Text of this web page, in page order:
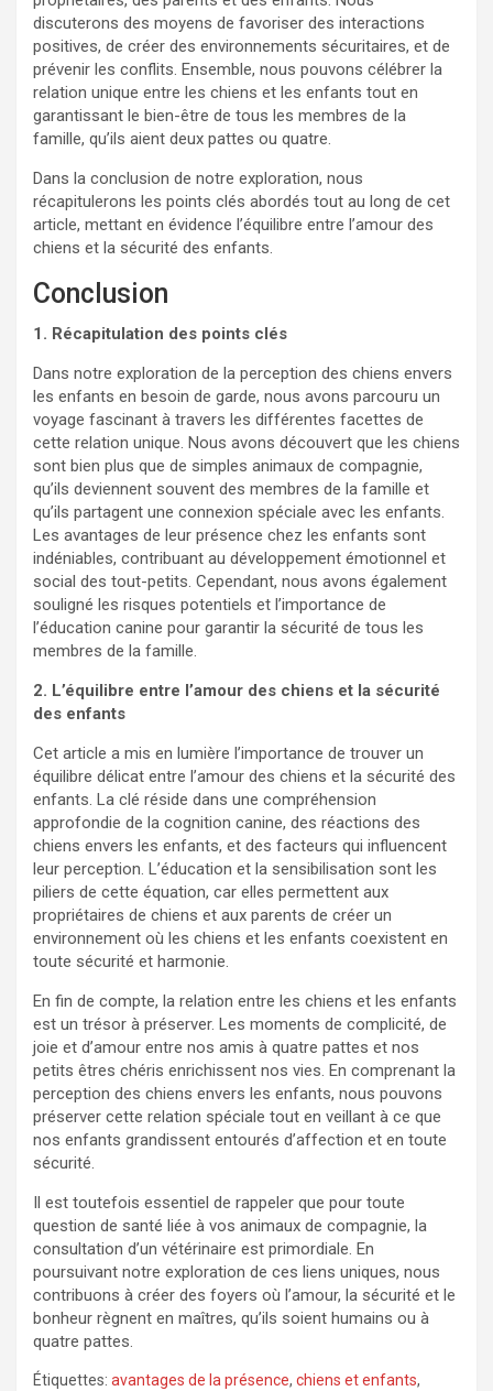
discuterons des moyens de favoriser des interactions
positives, de créer des environnements sécuritaires, et de
prévenir les conflits. Ensemble, nous pouvons célébrer la
relation unique entre les chiens et les enfants tout en
garantissant le bien-être de tous les membres de la
famille, qu’ils aient deux pattes ou quatre.
Dans la conclusion de notre exploration, nous
récapitulerons les points clés abordés tout au long de cet
article, mettant en évidence l’équilibre entre l’amour des
chiens et la sécurité des enfants.
Conclusion
1. Récapitulation des points clés
Dans notre exploration de la perception des chiens envers
les enfants en besoin de garde, nous avons parcouru un
voyage fascinant à travers les différentes facettes de
cette relation unique. Nous avons découvert que les chiens
sont bien plus que de simples animaux de compagnie,
qu’ils deviennent souvent des membres de la famille et
qu’ils partagent une connexion spéciale avec les enfants.
Les avantages de leur présence chez les enfants sont
indéniables, contribuant au développement émotionnel et
social des tout-petits. Cependant, nous avons également
souligné les risques potentiels et l’importance de
l’éducation canine pour garantir la sécurité de tous les
membres de la famille.
2. L’équilibre entre l’amour des chiens et la sécurité
des enfants
Cet article a mis en lumière l’importance de trouver un
équilibre délicat entre l’amour des chiens et la sécurité des
enfants. La clé réside dans une compréhension
approfondie de la cognition canine, des réactions des
chiens envers les enfants, et des facteurs qui influencent
leur perception. L’éducation et la sensibilisation sont les
piliers de cette équation, car elles permettent aux
propriétaires de chiens et aux parents de créer un
environnement où les chiens et les enfants coexistent en
toute sécurité et harmonie.
En fin de compte, la relation entre les chiens et les enfants
est un trésor à préserver. Les moments de complicité, de
joie et d’amour entre nos amis à quatre pattes et nos
petits êtres chéris enrichissent nos vies. En comprenant la
perception des chiens envers les enfants, nous pouvons
préserver cette relation spéciale tout en veillant à ce que
nos enfants grandissent entourés d’affection et en toute
sécurité.
Il est toutefois essentiel de rappeler que pour toute
question de santé liée à vos animaux de compagnie, la
consultation d’un vétérinaire est primordiale. En
poursuivant notre exploration de ces liens uniques, nous
contribuons à créer des foyers où l’amour, la sécurité et le
bonheur règnent en maîtres, qu’ils soient humains ou à
quatre pattes.
Étiquettes: avantages de la présence, chiens et enfants,